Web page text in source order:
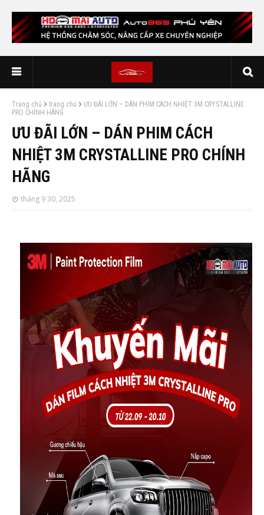
Trang chủ trang chủ
ƯU ĐÃI LỚN – DÁN PHIM CÁCH NHIỆT 3M CRYSTALLINE
PRO CHÍNH HÃNG
ƯU ĐÃI LỚN – DÁN PHIM CÁCH
NHIỆT 3M CRYSTALLINE PRO CHÍNH
HÃNG
tháng 9 30, 2025